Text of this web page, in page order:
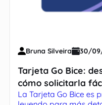
Bruna Silveira 30/
Tarjeta Go Bice:
cómo solicitarla
La Tarjeta Go Bice es